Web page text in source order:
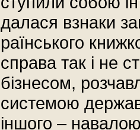
далася взнаки
раїнського
справа так і не
бізнесом,
системою
іншого –